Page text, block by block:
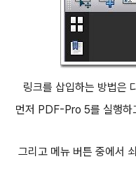
링크를 삽입하는 방법은
먼저 PDF-Pro 5를 실행하
그리고 메뉴 버튼 중에서